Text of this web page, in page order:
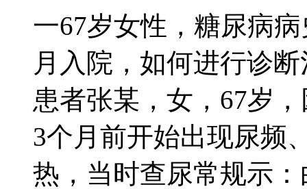
一67岁女性，糖尿病
月入院，如何进行诊
患者张某，女，67岁
3个月前开始出现尿频
热，当时查尿常规示